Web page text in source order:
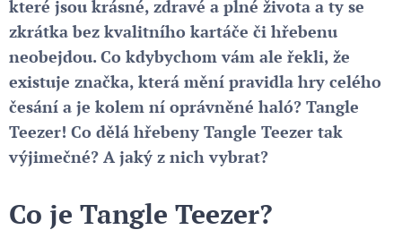
které jsou krásné, zdravé a plné života a ty se
zkrátka bez kvalitního kartáče či hřebenu
neobejdou. Co kdybychom vám ale řekli, že
existuje značka, která mění pravidla hry celého
česání a je kolem ní oprávněné haló? Tangle
Teezer! Co dělá hřebeny Tangle Teezer tak
výjimečné? A jaký z nich vybrat?
Co je Tangle Teezer?